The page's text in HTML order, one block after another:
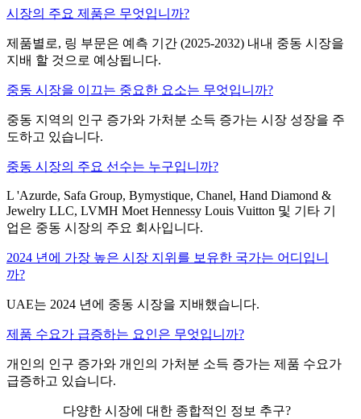
시장의 주요 제품은 무엇입니까?
제품별로, 링 부문은 예측 기간 (2025-2032) 내내 중동 시장을
지배 할 것으로 예상됩니다.
중동 시장을 이끄는 중요한 요소는 무엇입니까?
중동 지역의 인구 증가와 가처분 소득 증가는 시장 성장을 주
도하고 있습니다.
중동 시장의 주요 선수는 누구입니까?
L 'Azurde, Safa Group, Bymystique, Chanel, Hand Diamond &
Jewelry LLC, LVMH Moet Hennessy Louis Vuitton 및 기타 기
업은 중동 시장의 주요 회사입니다.
2024 년에 가장 높은 시장 지위를 보유한 국가는 어디입니
까?
UAE는 2024 년에 중동 시장을 지배했습니다.
제품 수요가 급증하는 요인은 무엇입니까?
개인의 인구 증가와 개인의 가처분 소득 증가는 제품 수요가
급증하고 있습니다.
다양한 시장에 대한 종합적인 정보 추구?